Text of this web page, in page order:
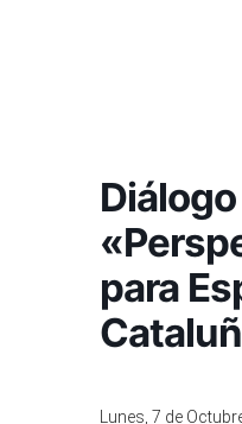
Diálogo
para
Lunes, 7 de